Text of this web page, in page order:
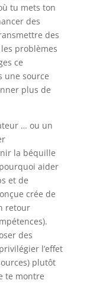
tu mets ton
des
des
problèmes
ce
une source
plus de
… ou un
la béquille
aider
et de
crée de
retour
des
l’effet
plutôt
te montre